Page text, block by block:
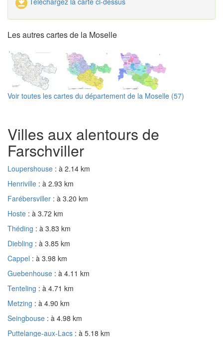
Les autres cartes de la Moselle
Voir toutes les cartes du département de la Moselle (57)
Villes aux alentours de
Farschviller
Loupershouse : à 2.14 km
Henriville : à 2.93 km
Farébersviller : à 3.20 km
Hoste : à 3.72 km
Théding : à 3.83 km
Diebling : à 3.85 km
Cappel : à 3.98 km
Guebenhouse : à 4.11 km
Tenteling : à 4.71 km
Metzing : à 4.90 km
Seingbouse : à 4.98 km
Puttelange-aux-Lacs : à 5.18 km